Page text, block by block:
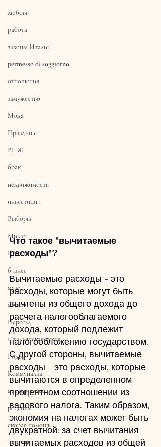
любовь
работа
законы Италии
permesso di soggiorno
отношения
замужество
Мода
Праздники
ВНЖ
брак
недвижимость
инвестиции
Выборы
Милан
Политика
бизнес
музеи
модели
Переезд
Итальянская кухня
Роды
Коммуналка
мастер-класс
рецепты
скорая помощь
Тарифы
Что такое "вычитаемые
расходы"?
Вычитаемые расходы - это
расходы, которые могут быть
вычтены из общего дохода до
расчета налогооблагаемого
дохода, который подлежит
налогообложению государством.
С другой стороны, вычитаемые
расходы - это расходы, которые
вычитаются в определенном
процентном соотношении из
валового налога. Таким образом,
экономия на налогах может быть
двукратной: за счет вычитания
вычитаемых расходов из общей